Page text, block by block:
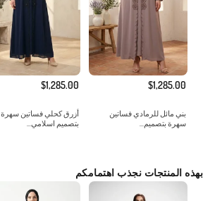
$1,285.00
بني مائل للرمادي فساتين
سهرة بتصميم...
$1,285.00
أزرق كحلي فساتين سهرة
بتصميم اسلامي...
بهذه المنتجات نجذب اهتمامكم